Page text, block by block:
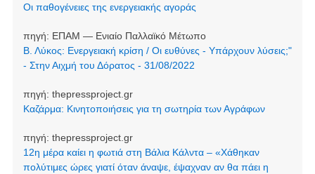
Οι παθογένειες της ενεργειακής αγοράς
πηγή: ΕΠΑΜ — Ενιαίο Παλλαϊκό Μέτωπο
Β. Λύκος: Ενεργειακή κρίση / Οι ευθύνες - Υπάρχουν λύσεις;"
- Στην Αιχμή του Δόρατος - 31/08/2022
πηγή: thepressproject.gr
Καζάρμα: Κινητοποιήσεις για τη σωτηρία των Αγράφων
πηγή: thepressproject.gr
12η μέρα καίει η φωτιά στη Βάλια Κάλντα – «Χάθηκαν
πολύτιμες ώρες γιατί όταν άναψε, έψαχναν αν θα πάει η